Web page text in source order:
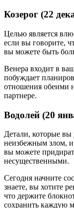
Козерог (22
Целью является
если вы говорите,
вы можете быть
Венера входит в
побуждает
отношения обеими
партнере.
Водолей (20
Детали, которые вы
неизбежным злом, и
вы можете
несущественными.
Сегодня начните
знаете, вы хотите
что держите
сохранить каждую